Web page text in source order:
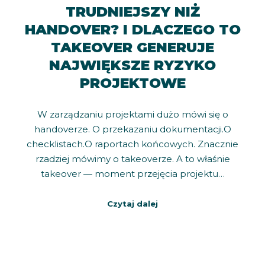
TRUDNIEJSZY NIŻ
HANDOVER? I DLACZEGO TO
TAKEOVER GENERUJE
NAJWIĘKSZE RYZYKO
PROJEKTOWE
W zarządzaniu projektami dużo mówi się o
handoverze. O przekazaniu dokumentacji.O
checklistach.O raportach końcowych. Znacznie
rzadziej mówimy o takeoverze. A to właśnie
takeover — moment przejęcia projektu…
Czytaj dalej